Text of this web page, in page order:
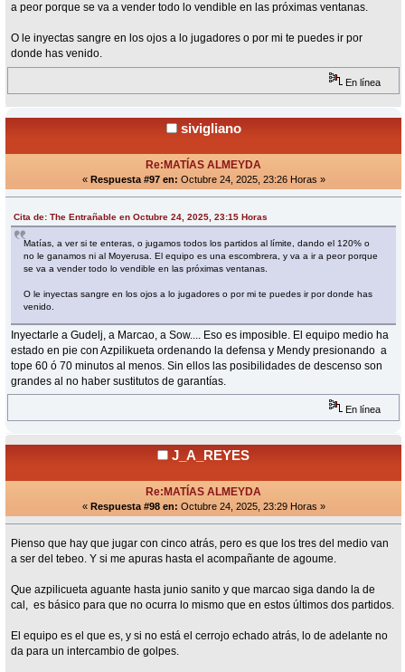
a peor porque se va a vender todo lo vendible en las próximas ventanas.
O le inyectas sangre en los ojos a lo jugadores o por mi te puedes ir por
donde has venido.
En línea
sivigliano
Re:MATÍAS ALMEYDA
« Respuesta #97 en: Octubre 24, 2025, 23:26 Horas »
Cita de: The Entrañable en Octubre 24, 2025, 23:15 Horas
Matías, a ver si te enteras, o jugamos todos los partidos al límite, dando el 120% o
no le ganamos ni al Moyerusa. El equipo es una escombrera, y va a ir a peor porque
se va a vender todo lo vendible en las próximas ventanas.
O le inyectas sangre en los ojos a lo jugadores o por mi te puedes ir por donde has
venido.
Inyectarle a Gudelj, a Marcao, a Sow.... Eso es imposible. El equipo medio ha
estado en pie con Azpilikueta ordenando la defensa y Mendy presionando a
tope 60 ó 70 minutos al menos. Sin ellos las posibilidades de descenso son
grandes al no haber sustitutos de garantías.
En línea
J_A_REYES
Re:MATÍAS ALMEYDA
« Respuesta #98 en: Octubre 24, 2025, 23:29 Horas »
Pienso que hay que jugar con cinco atrás, pero es que los tres del medio van
a ser del tebeo. Y si me apuras hasta el acompañante de agoume.
Que azpilicueta aguante hasta junio sanito y que marcao siga dando la de
cal, es básico para que no ocurra lo mismo que en estos últimos dos partidos.
El equipo es el que es, y si no está el cerrojo echado atrás, lo de adelante no
da para un intercambio de golpes.